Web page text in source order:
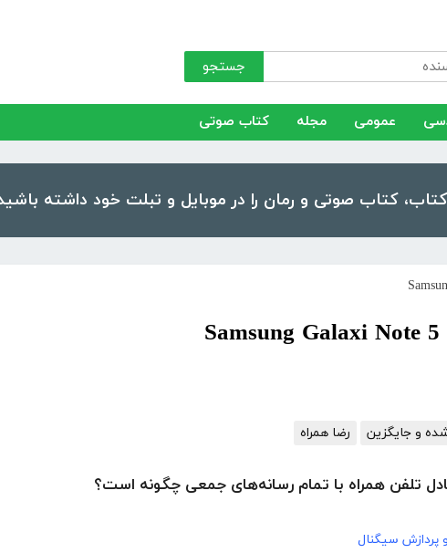
جستجو
عمومی مجله کتاب صوتی
و جایگزین رضا همراه
تلفن همراه با تمام رسانه‌های جمعی چگونه است؟
پردازش سیگنال